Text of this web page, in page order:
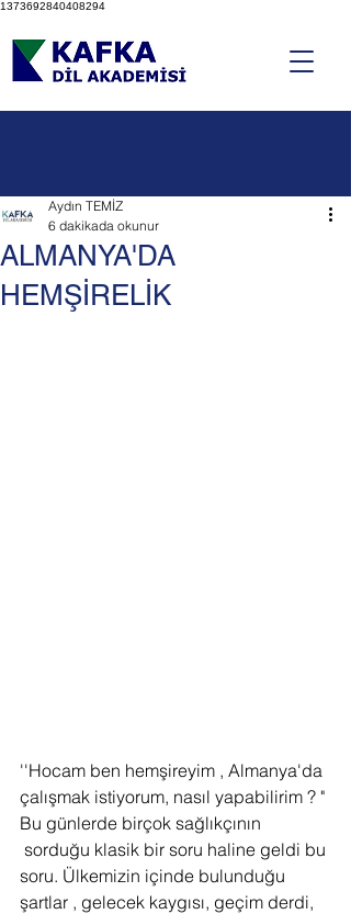
1373692840408294
ALMANYA'DA
HEMŞİRELİK
Aydın TEMİZ
6 dakikada okunur
''Hocam ben hemşireyim , Almanya'da
çalışmak istiyorum, nasıl yapabilirim ? "
Bu günlerde birçok sağlıkçının
sorduğu klasik bir soru haline geldi bu
soru. Ülkemizin içinde bulunduğu
şartlar , gelecek kaygısı, geçim derdi,